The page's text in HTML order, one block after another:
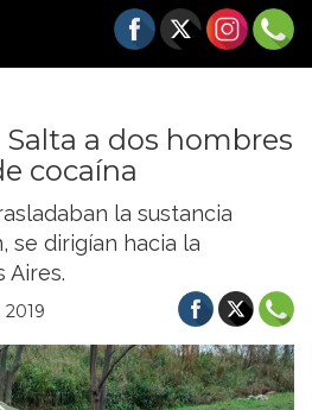
a dos hombres
cocaína
la sustancia
se dirigían hacia la
Aires.
2019